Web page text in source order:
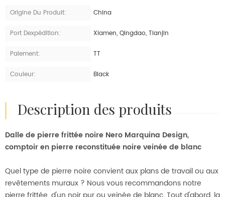
Origine Du Produit: China
Port Dexpédition: Xiamen, Qingdao, Tianjin
Paiement: TT
Couleur: Black
description des produits
Dalle de pierre frittée noire Nero Marquina Design,
comptoir en pierre reconstituée noire veinée de blanc
Quel type de pierre noire convient aux plans de travail ou aux
revêtements muraux ? Nous vous recommandons notre